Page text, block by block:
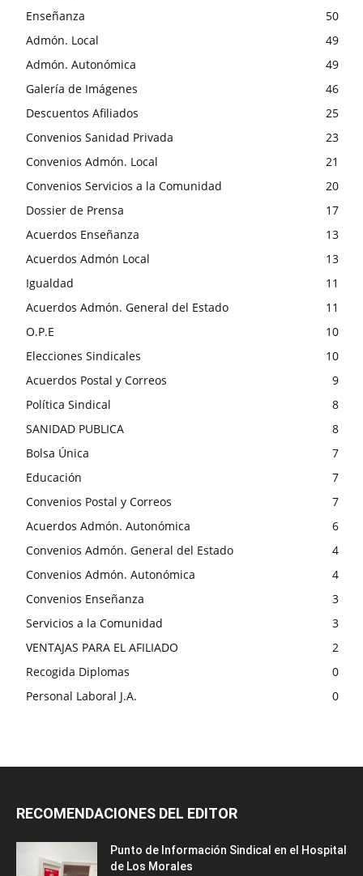
Enseñanza
50
Admón. Local
49
Admón. Autonómica
49
Galería de Imágenes
46
Descuentos Afiliados
25
Convenios Sanidad Privada
23
Convenios Admón. Local
21
Convenios Servicios a la Comunidad
20
Dossier de Prensa
17
Acuerdos Enseñanza
13
Acuerdos Admón Local
13
Igualdad
11
Acuerdos Admón. General del Estado
11
O.P.E
10
Elecciones Sindicales
10
Acuerdos Postal y Correos
9
Política Sindical
8
SANIDAD PUBLICA
8
Bolsa Única
7
Educación
7
Convenios Postal y Correos
7
Acuerdos Admón. Autonómica
6
Convenios Admón. General del Estado
4
Convenios Admón. Autonómica
4
Convenios Enseñanza
3
Servicios a la Comunidad
3
VENTAJAS PARA EL AFILIADO
2
Recogida Diplomas
0
Personal Laboral J.A.
0
RECOMENDACIONES DEL EDITOR
Punto de Información Sindical en el Hospital
de Los Morales